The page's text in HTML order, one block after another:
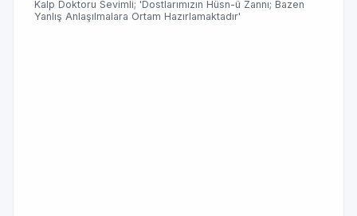
Kalp Doktoru Sevimli; 'Dostlarımızın Hüsn-ü Zannı; Bazen
Yanlış Anlaşılmalara Ortam Hazırlamaktadır'